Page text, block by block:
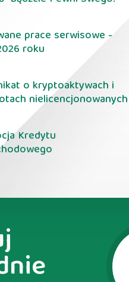
prace serwisowe -
roku
o kryptoaktywach i
nielicencjonowanych
Kredytu